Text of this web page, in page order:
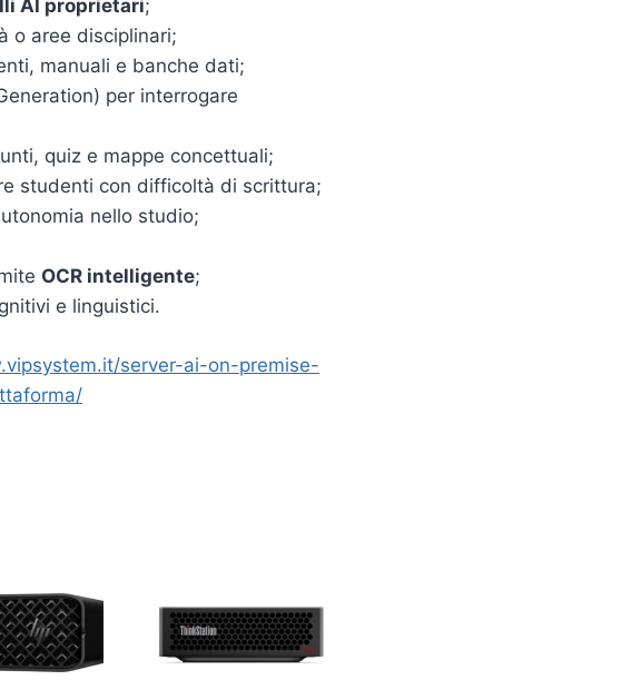
AI proprietari;
o aree disciplinari;
manuali e banche dati;
per interrogare
quiz e mappe concettuali;
studenti con difficoltà di scrittura;
nello studio;
OCR intelligente;
e linguistici.
server-ai-on-premise-